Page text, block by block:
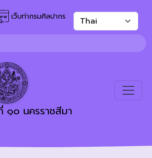
เว็บท่ากรมศิลปากร
๑๐ นครราชสีมา